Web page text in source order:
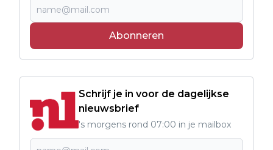
Abonneren
Schrijf je in voor de dagelijkse
nieuwsbrief
's morgens rond 07:00 in je mailbox